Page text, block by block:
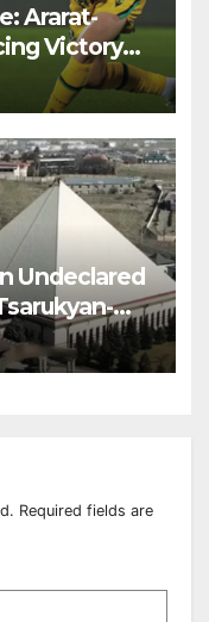
Ararat-
Victory
Undeclared
Required fields are